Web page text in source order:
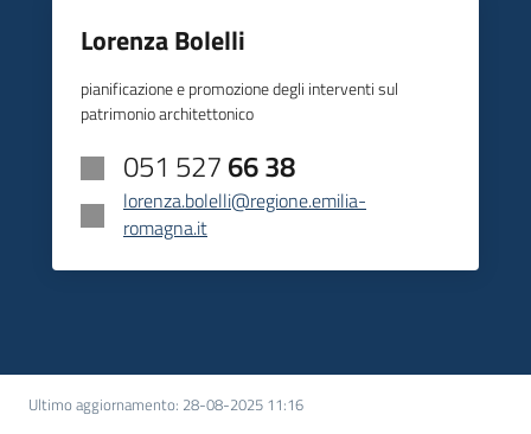
Lorenza Bolelli
pianificazione e promozione degli interventi sul
patrimonio architettonico
051 52766 38
lorenza.bolelli@regione.emilia-
romagna.it
Ultimo aggiornamento: 28-08-2025 11:16